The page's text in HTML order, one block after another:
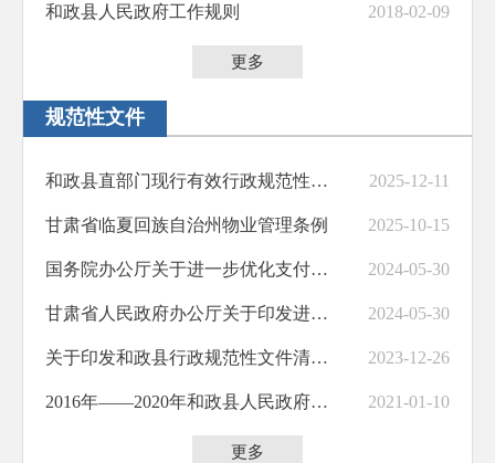
和政县人民政府工作规则 2018-02-09
更多
规范性文件
和政县直部门现行有效行政规范性文件目录 2025-12-11
甘肃省临夏回族自治州物业管理条例 2025-10-15
国务院办公厅关于进一步优化支付服务提升支付便利性的意见国办发〔2024〕10号 2024-05-30
甘肃省人民政府办公厅关于印发进一步优化支付服务提升支付便利性实施方案的通知 2024-05-30
关于印发和政县行政规范性文件清理结果的通知 2023-12-26
2016年——2020年和政县人民政府规范性文件 2021-01-10
更多